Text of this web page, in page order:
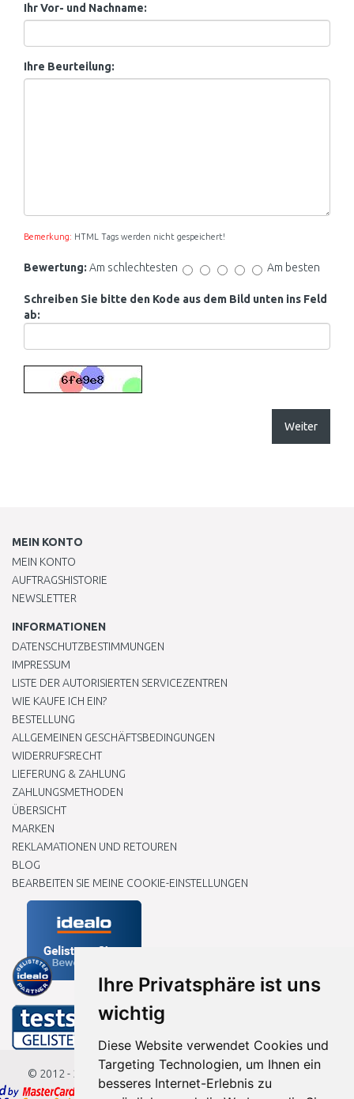
Ihre Privatsphäre ist uns
wichtig
Diese Website verwendet Cookies und
Targeting Technologien, um Ihnen ein
besseres Internet-Erlebnis zu
Ihr Vor- und Nachname:
Ihre Beurteilung:
Bemerkung: HTML Tags werden nicht gespeichert!
Bewertung: Am schlechtesten Am besten
Schreiben Sie bitte den Kode aus dem Bild unten ins Feld
ab:
Weiter
MEIN KONTO
MEIN KONTO
AUFTRAGSHISTORIE
NEWSLETTER
INFORMATIONEN
DATENSCHUTZBESTIMMUNGEN
IMPRESSUM
LISTE DER AUTORISIERTEN SERVICEZENTREN
WIE KAUFE ICH EIN?
BESTELLUNG
ALLGEMEINEN GESCHÄFTSBEDINGUNGEN
WIDERRUFSRECHT
LIEFERUNG & ZAHLUNG
ZAHLUNGSMETHODEN
ÜBERSICHT
MARKEN
REKLAMATIONEN UND RETOUREN
BLOG
BEARBEITEN SIE MEINE COOKIE-EINSTELLUNGEN
© 2012 - 2026 Baumarkteu.de